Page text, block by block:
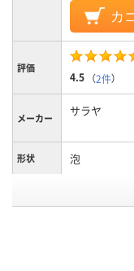
カ
評価
4.5 （2件）
メーカー サラヤ
形状 泡